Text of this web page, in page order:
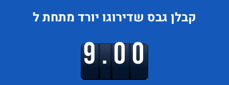
קבלן גבס שדירוגו יורד מתחת ל
9.00